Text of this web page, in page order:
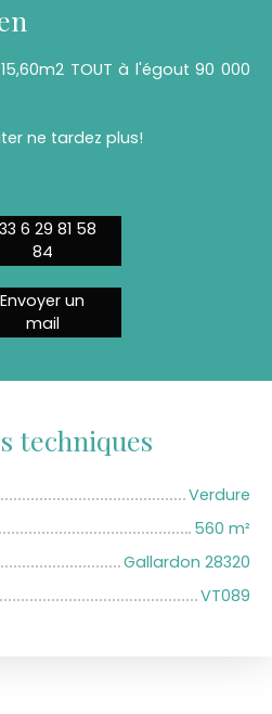
TOUT à l'égout 90 000
ne tardez plus!
6 29 81 58
84
Envoyer un
mail
techniques
Verdure
560 m²
Gallardon 28320
VT089